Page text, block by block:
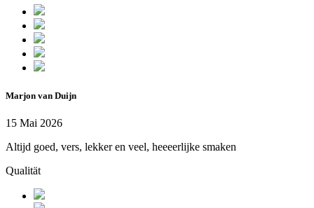
Marjon van Duijn
15 Mai 2026
Altijd goed, vers, lekker en veel, heeeerlijke smaken
Qualität